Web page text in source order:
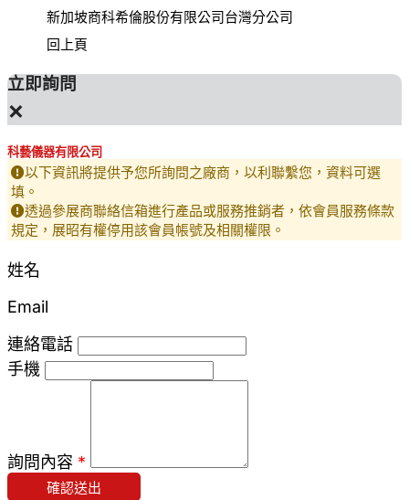
新加坡商科希倫股份有限公司台灣分公司
回上頁
立即詢問
×
科藝儀器有限公司
以下資訊將提供予您所詢問之廠商，以利聯繫您，資料可選
填。
透過參展商聯絡信箱進行產品或服務推銷者，依會員服務條款
規定，展昭有權停用該會員帳號及相關權限。
姓名
Email
連絡電話
手機
詢問內容 *
確認送出